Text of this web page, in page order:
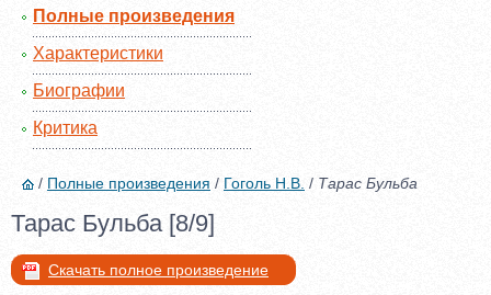
Полные произведения
Характеристики
Биографии
Критика
/ Полные произведения / Гоголь Н.В. / Тарас Бульба
Тарас Бульба [8/9]
Скачать полное произведение